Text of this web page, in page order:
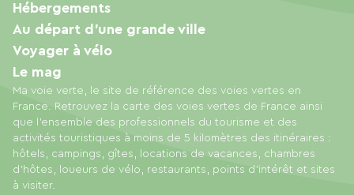
Ma voie verte, le site de référence des voies vertes en
France. Retrouvez la carte des voies vertes de France ainsi
que l'ensemble des professionnels du tourisme et des
activités touristiques à moins de 5 kilomètres des itinéraires :
hôtels, campings, gîtes, locations de vacances, chambres
d'hôtes, loueurs de vélo, restaurants, points d'intérêt et sites
à visiter.
Hébergements
Au départ d'une grande ville
Voyager à vélo
Le mag